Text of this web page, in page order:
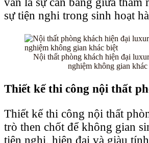
sự tiện nghi trong sinh hoạt
Nội thất phòng khách hiện đại
nghiệm không gian khác
Thiết kế thi công nội thất
Thiết kế thi công nội thất
trò then chốt để không gian
tiện nghi, hiện đại và giàu